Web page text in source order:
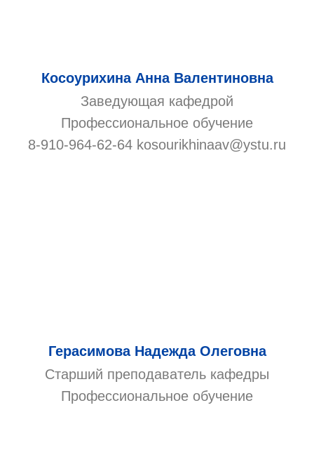
Косоурихина Анна Валентиновна
Заведующая кафедрой
Профессиональное обучение
8-910-964-62-64 kosourikhinaav@ystu.ru
Герасимова Надежда Олеговна
Старший преподаватель кафедры
Профессиональное обучение